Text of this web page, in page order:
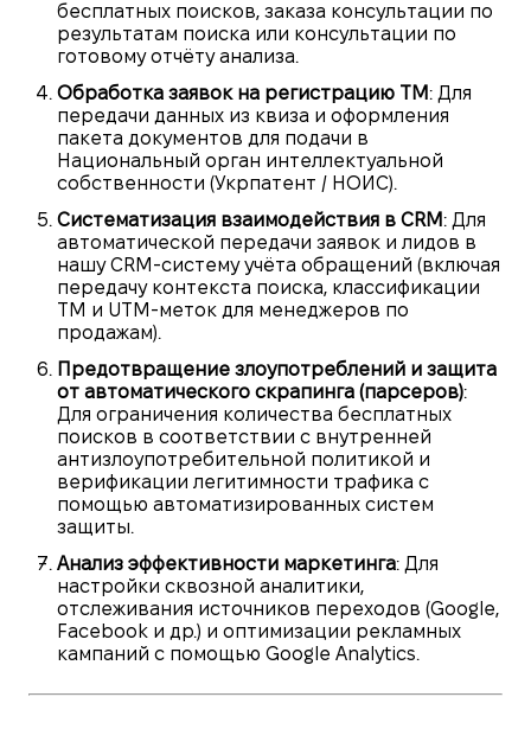
бесплатных поисков, заказа консультации по
результатам поиска или консультации по
готовому отчёту анализа.
Обработка заявок на регистрацию ТМ: Для
передачи данных из квиза и оформления
пакета документов для подачи в
Национальный орган интеллектуальной
собственности (Укрпатент / НОИС).
Систематизация взаимодействия в CRM: Для
автоматической передачи заявок и лидов в
нашу CRM-систему учёта обращений (включая
передачу контекста поиска, классификации
ТМ и UTM-меток для менеджеров по
продажам).
Предотвращение злоупотреблений и защита
от автоматического скрапинга (парсеров):
Для ограничения количества бесплатных
поисков в соответствии с внутренней
антизлоупотребительной политикой и
верификации легитимности трафика с
помощью автоматизированных систем
защиты.
Анализ эффективности маркетинга: Для
настройки сквозной аналитики,
отслеживания источников переходов (Google,
Facebook и др.) и оптимизации рекламных
кампаний с помощью Google Analytics.